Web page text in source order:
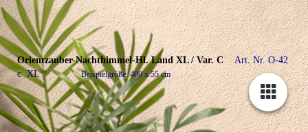
Orientzauber-Nachthimmel-Hl. Land XL / Var. C
Art. Nr. O-42
c XL
Beispielgröße: 400 x 55 cm